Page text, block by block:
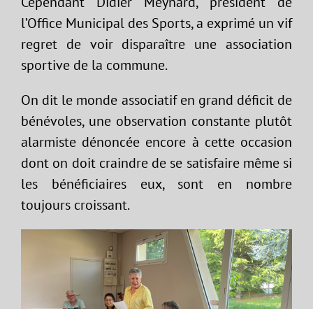
l’Office Municipal des Sports, a exprimé un vif
regret de voir disparaître une association
sportive de la commune.
On dit le monde associatif en grand déficit de
bénévoles, une observation constante plutôt
alarmiste dénoncée encore à cette occasion
dont on doit craindre de se satisfaire même si
les bénéficiaires eux, sont en nombre
toujours croissant.